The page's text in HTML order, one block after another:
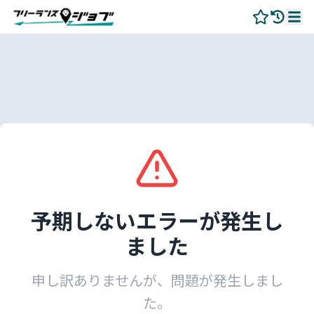
予期しないエラーが発生し
ました
申し訳ありませんが、問題が発生しまし
た。